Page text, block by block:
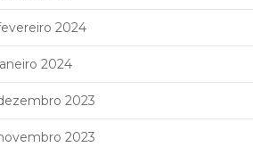
2024
2024
2023
2023